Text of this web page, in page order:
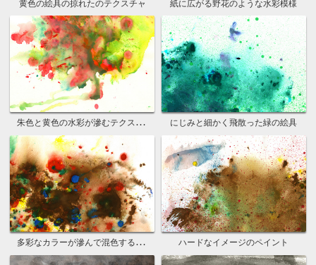
黄色の絵具の掠れたのテクスチャ 紙に広がる野花のような水彩模様
朱色と黄色の水彩が滲むテクスチャ にじみと細かく飛散った緑の絵具
多彩なカラーが滲んで混色する水彩紙 ハードなイメージのペイント